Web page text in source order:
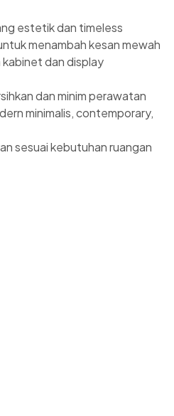
estetik dan timeless
menambah kesan mewah
dan display
dan minim perawatan
minimalis, contemporary,
sesuai kebutuhan ruangan